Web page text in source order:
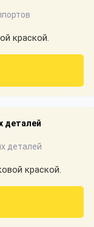
краской.
деталей
краской.